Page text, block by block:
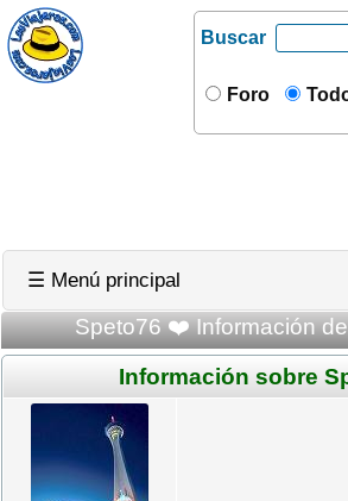
Buscar
Foro
☰ Menú principal
Speto76 ❤️ Información
Información sobre